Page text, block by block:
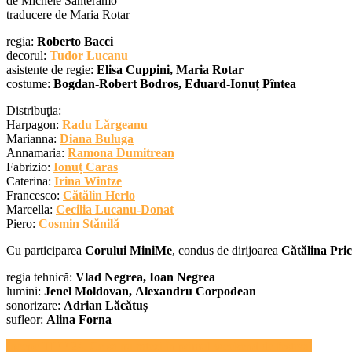
traducere de Maria Rotar
regia: Roberto Bacci
decorul: Tudor Lucanu
asistente de regie: Elisa Cuppini, Maria Rotar
costume: Bogdan-Robert Bodros, Eduard-Ionuț Pîntea
Distribuţia:
Harpagon: Radu Lărgeanu
Marianna: Diana Buluga
Annamaria: Ramona Dumitrean
Fabrizio: Ionuț Caras
Caterina: Irina Wintze
Francesco: Cătălin Herlo
Marcella: Cecilia Lucanu-Donat
Piero: Cosmin Stănilă
Cu participarea Corului MiniMe, condus de dirijoarea Cătălina
regia tehnică: Vlad Negrea, Ioan Negrea
lumini: Jenel Moldovan, Alexandru Corpodean
sonorizare: Adrian Lăcătuș
sufleor: Alina Forna